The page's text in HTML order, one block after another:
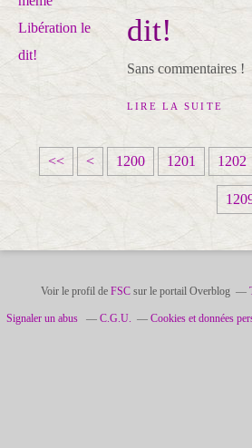
dit!
Sans commentaires !
LIRE LA SUITE
<< < 1200 1201 1202
Voir le profil de FSCsur le portail Overblog
Signaler un abus C.G.U. Cookies et données